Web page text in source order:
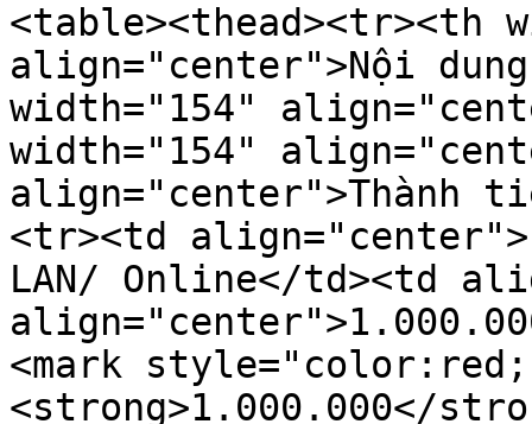
<table><thead><tr><th
align="center">Nội
width="154"
width="154"
align="center">Thành
<tr><td
LAN/ Online</td><td
<mark
<strong>1.000.000</